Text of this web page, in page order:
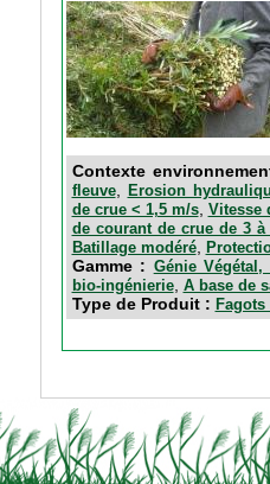
Contexte
fleuve,
Erosion
de crue < 1,5 m/s, Vitesse
de courant de crue de 3 à
Batillage modéré,
Gamme : Génie
bio-ingénierie, A base de
Type de Produit :